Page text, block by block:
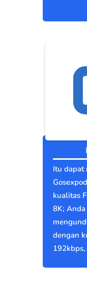
Itu dapat
kualitas
8K;
dengan